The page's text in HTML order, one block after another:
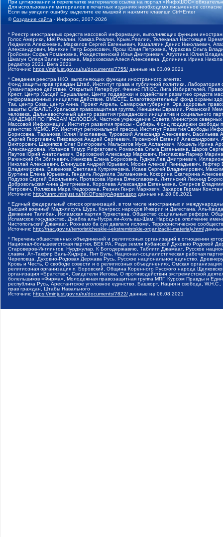
При цитировании и перепечатке материалов ссылка на портал «ИнфоШОС»
Для использования материалов в печатных изданиях необходимо письменное
Если вы увидели ошибку, выделите ее мышкой и нажмите клавиши Ctrl+Enter
©Создание сайта - Инфорос, 2007-2026
* Реестр иностранных средств массовой информации, выполняющих функции
Голос Америки, Idel.Реалии, Кавказ.Реалии, Крым.Реалии, Телеканал Настоящее
Людмила Алексеевна, Маркелов Сергей Евгеньевич, Камалягин Денис Николаевич,
Александрович, Маняхин Петр Борисович, Ярош Юлия Петровна, Чуракова Ольга
Гройсман Софья Романовна, Рождественский Илья Дмитриевич, Апухтина Юлия
Шмагун Олеся Валентиновна, Мароховская Алеся Алексеевна, Долинина Ирина
редактор 2021, Вега 2021
Источник: https://minjust.gov.ru/ru/documents/7755/ данные на 03.09.2021
* Сведения реестра НКО, выполняющих функции иностранного агента:
Фонд защиты прав граждан Штаб, Институт права и публичной политики,
Гуманитарное действие, Открытый Петербург, Феникс ПЛЮС, Лига Избирателей,
Крест, Центр Хасдей Ерушалаим, Центр поддержки и содействия развитию средств
информационных инициатив Действие, ВМЕСТЕ, Благотворительный фонд охраны
Так, центр Сова, центр Анна, Проект Апрель, Самарская губерния, Эра здоровья,
защиты СИБАЛЬТ, Уральская правозащитная группа, Женщины Евразии, Рязанский
человека, Дальневосточный центр развития гражданских инициатив и социального
АКАДЕМИЯ ПО ПРАВАМ ЧЕЛОВЕКА, Частное учреждение Совета Министров северных
Массовой Информации, Институт развития прессы - Сибирь, Фонд поддержки
агентство МЕМО. РУ, Институт региональной прессы, Институт Развития Свободы
Борисовна, Таранова Юлия Николаевна, Туровский Александр Алексеевич,
Сергей Георгиевич, Пивоваров Андрей Сергеевич, Писемский Евгений
Викторович, Шарипков Олег Викторович, Мальсагов Муса Асланович, Мошель Ирина
Александровна, Исламов Тимур Рифгатович, Романова Ольга Евгеньевна, Щаров
Паутов Юрий Анатольевич, Верховский Александр Маркович, Пислакова-Паркер
Рачинский Ян Збигневич, Жемкова Елена Борисовна, Гудков Лев Дмитриевич,
Николай Алексеевич, Блинушов Андрей Юрьевич, Мосин Алексей Геннадьевич,
Владимировна, Баженова Светлана Куприяновна, Исаев Сергей Владимирович,
Буртина Елена Юрьевна, Гендель Людмила Залмановна, Кокорина Екатерина
Подузов Сергей Васильевич, Протасова Ирина Вячеславовна, Литинский Леонид
Добровольская Анна Дмитриевна, Королева Александра Евгеньевна, Смирнов
Петрович, Полякова Мара Федоровна, Резник Генри Маркович, Захаров Герман
Источник: http://unro.minjust.ru/NKOForeignAgent.aspx данные на 28.08.2021
* Единый федеральный список организаций, в том числе иностранных и
Высший военный Маджлисуль Шура, Конгресс народов Ичкерии и Дагестана, Аль-
Движение Талибан, Исламская партия Туркестана, Общество социальных реформ,
Исламское государство, Джабха аль-Нусра ли-Ахль аш-Шам, Народное ополчение
Чистопольский Джамаат, Рохнамо ба суи давлати исломи, Террористическое
Источник: http://nac.gov.ru/terroristicheskie-i-ekstremistskie-organizacii-i-materialy.html
* Перечень общественных объединений и религиозных организаций в отношении
Национал-большевистская партия, ВЕК РА, Рада земли Кубанской Духовно Родовой
Староверов-Инглингов, Нурджулар, К Богодержавию, Таблиги Джамаат, Русское
славян, Ат-Такфир Валь-Хиджра, Пит Буль, Национал-социалистическая рабочая
Череповца, Духовно-Родовая Держава Русь, Русское национальное единство,
Кровь и Честь, О свободе совести и о религиозных объединениях, Омская
религиозная организация п. Боровский, Община Коренного Русского народа
организация «Братство», Свидетели Иеговы, О противодействии экстремистской
болельщиков «Фирма», Молодежная правозащитная группа МПГ, Курсом Правды и
республика Русь, Арестантское уголовное единство, Башкорт, Нация и свобода,
прав граждан, Штабы Навального
Источник: https://minjust.gov.ru/ru/documents/7822/ данные на 06.08.2021